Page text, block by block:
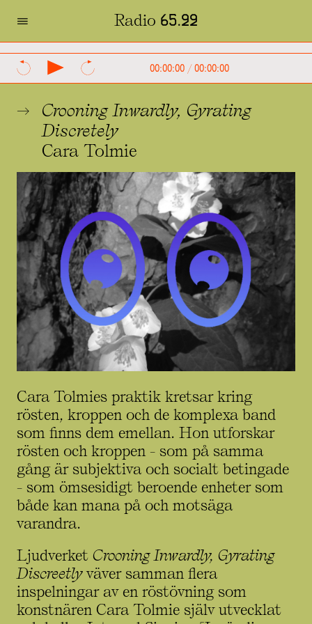
SVENSKA
00:00:00 /00:00:00
= Radio 65.22
Crooning Inwardly, Gyrating
Discretely
Cara Tolmie
Cara Tolmies praktik kretsar kring
rösten, kroppen och de komplexa band
som finns dem emellan. Hon utforskar
rösten och kroppen - som på samma
gång är subjektiva och socialt betingade
- som ömsesidigt beroende enheter som
både kan mana på och motsäga
varandra.
Ljudverket Crooning Inwardly, Gyrating
Discreetlyväver samman flera
inspelningar av en röstövning som
konstnären Cara Tolmie själv utvecklat